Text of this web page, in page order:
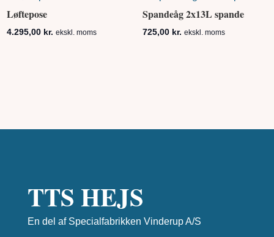
Løftepose
4.295,00 kr. ekskl. moms
Spandeåg 2x13L spande
725,00 kr. ekskl. moms
TTS HEJS
En del af Specialfabrikken Vinderup A/S